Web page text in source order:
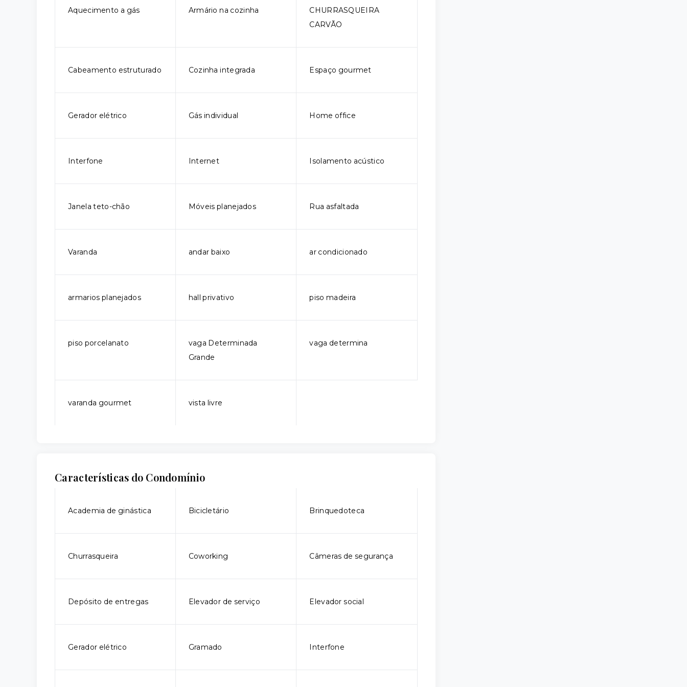
Aquecimento a gás Armário na cozinha
CHURRASQUEIRA
CARVÃO
Cabeamento estruturado Cozinha integrada Espaço gourmet
Gerador elétrico Gás individual Home office
Interfone Internet Isolamento acústico
Janela teto-chão Móveis planejados Rua asfaltada
Varanda andar baixo ar condicionado
armarios planejados hall privativo piso madeira
piso porcelanato
vaga Determinada
Grande
vaga determina
varanda gourmet vista livre
Características do Condomínio
Academia de ginástica Bicicletário Brinquedoteca
Churrasqueira Coworking Câmeras de segurança
Depósito de entregas Elevador de serviço Elevador social
Gerador elétrico Gramado Interfone